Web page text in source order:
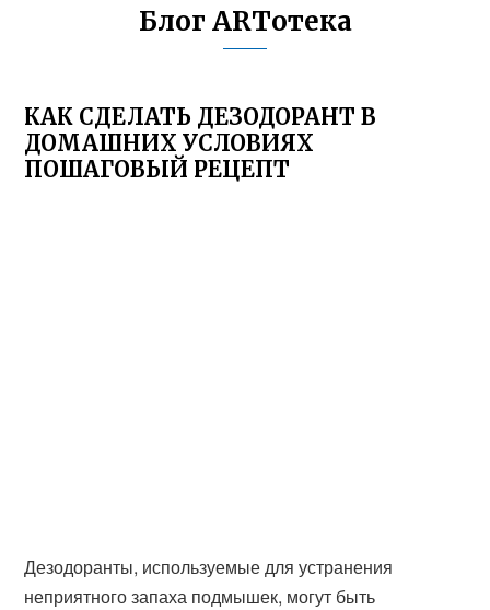
Блог ARTотека
КАК СДЕЛАТЬ ДЕЗОДОРАНТ В
ДОМАШНИХ УСЛОВИЯХ
ПОШАГОВЫЙ РЕЦЕПТ
Дезодоранты, используемые для устранения
неприятного запаха подмышек, могут быть